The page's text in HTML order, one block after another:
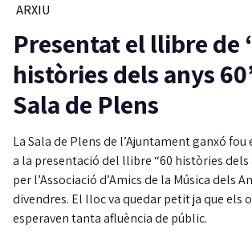
ARXIU
Presentat el llibre de
històries dels anys
Sala de Plens
La Sala de Plens de l’Ajuntament ganxó
a la presentació del llibre “60 històries dels
per l’Associació d’Amics de la Música dels
divendres. El lloc va quedar petit ja que els
esperaven tanta afluència de públic.